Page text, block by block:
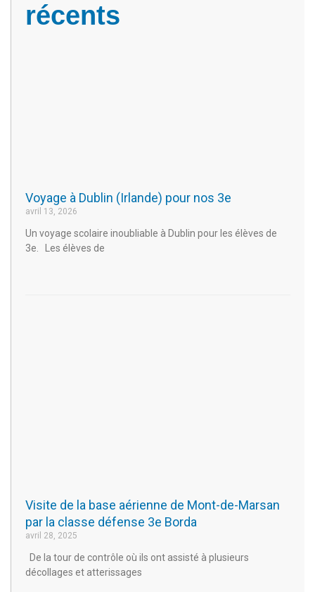
récents
Voyage à Dublin (Irlande) pour nos 3e
avril 13, 2026
Un voyage scolaire inoubliable à Dublin pour les élèves de
3e. Les élèves de
Visite de la base aérienne de Mont-de-Marsan
par la classe défense 3e Borda
avril 28, 2025
De la tour de contrôle où ils ont assisté à plusieurs
décollages et atterissages